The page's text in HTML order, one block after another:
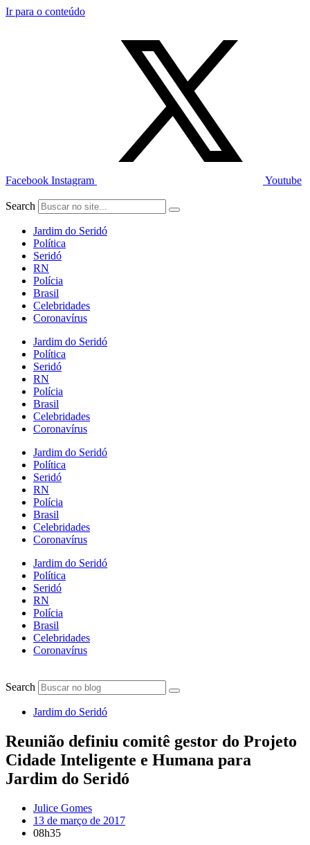
Ir para o conteúdo
Facebook Instagram Youtube
Search
Jardim do Seridó
Política
Seridó
RN
Polícia
Brasil
Celebridades
Coronavírus
Jardim do Seridó
Política
Seridó
RN
Polícia
Brasil
Celebridades
Coronavírus
Jardim do Seridó
Política
Seridó
RN
Polícia
Brasil
Celebridades
Coronavírus
Jardim do Seridó
Política
Seridó
RN
Polícia
Brasil
Celebridades
Coronavírus
Search
Jardim do Seridó
Reunião definiu comitê gestor do Projeto
Cidade Inteligente e Humana para
Jardim do Seridó
Julice Gomes
13 de março de 2017
08h35